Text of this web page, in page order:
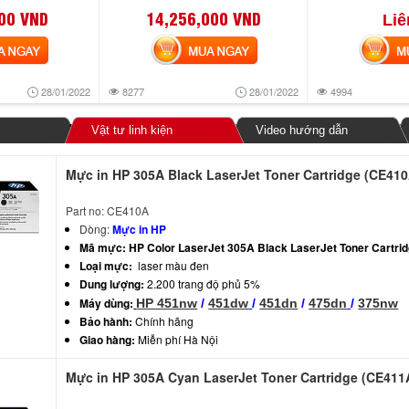
VND
28/01/2022
14,256,000 VND
8277 28/01/2022
MUA NGAY
4994
Vật tư linh kiện Video hướng dẫn
Mực in HP 305A Black LaserJet Toner Cartridge
Part no: CE410A
Dòng:Mực in HP
Mã mực: HP Color LaserJet 305A Black LaserJet Toner
Loại mực: laser màu đen
Dung lượng: 2.200 trang độ phủ 5%
Máy dùng: HP 451nw /451dw /451dn /475dn /375nw
Bảo hành: Chính hãng
Giao hàng: Miễn phí Hà Nội
Mực in HP 305A Cyan LaserJet Toner Cartridge